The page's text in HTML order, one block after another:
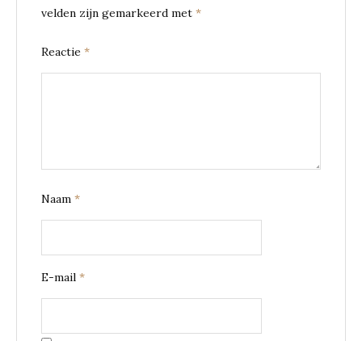
velden zijn gemarkeerd met *
Reactie *
Naam *
E-mail *